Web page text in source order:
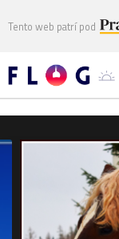
Tento web patrí pod